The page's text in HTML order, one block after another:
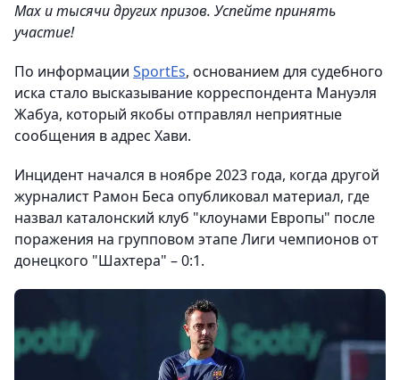
Max и тысячи других призов. Успейте принять
участие!
По информации SportEs, основанием для судебного
иска стало высказывание корреспондента Мануэля
Жабуа, который якобы отправлял неприятные
сообщения в адрес Хави.
Инцидент начался в ноябре 2023 года, когда другой
журналист Рамон Беса опубликовал материал, где
назвал каталонский клуб "клоунами Европы" после
поражения на групповом этапе Лиги чемпионов от
донецкого "Шахтера" – 0:1.